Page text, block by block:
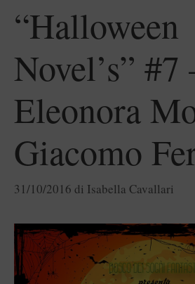
“Halloween
Novel’s” #7
Eleonora
Giacomo
31/10/2016 di Isabella Cavallari